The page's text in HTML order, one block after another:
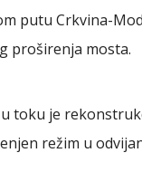
putu Crkvina-
proširenja mosta.
toku je
režim u